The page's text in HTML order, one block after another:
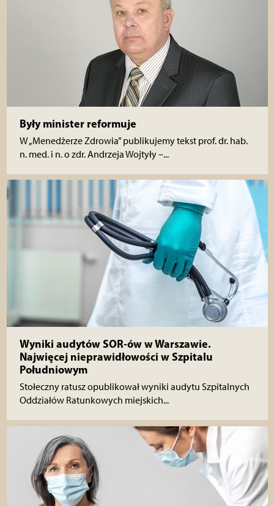
Były minister reformuje
W „Menedżerze Zdrowia” publikujemy tekst prof. dr. hab.
n. med. i n. o zdr. Andrzeja Wojtyły –...
Wyniki audytów SOR-ów w Warszawie.
Najwięcej nieprawidłowości w Szpitalu
Południowym
Stołeczny ratusz opublikował wyniki audytu Szpitalnych
Oddziałów Ratunkowych miejskich...